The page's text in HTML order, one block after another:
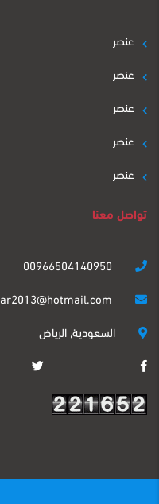
عنصر
عنصر
عنصر
عنصر
عنصر
تواصل معنا
السعودية, الرياض